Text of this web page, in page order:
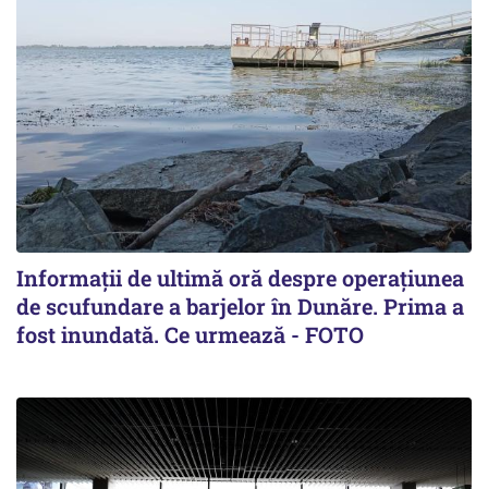
Informații de ultimă oră despre operațiunea
de scufundare a barjelor în Dunăre. Prima a
fost inundată. Ce urmează - FOTO